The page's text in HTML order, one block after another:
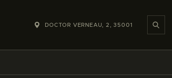
DOCTOR VERNEAU, 2, 35001